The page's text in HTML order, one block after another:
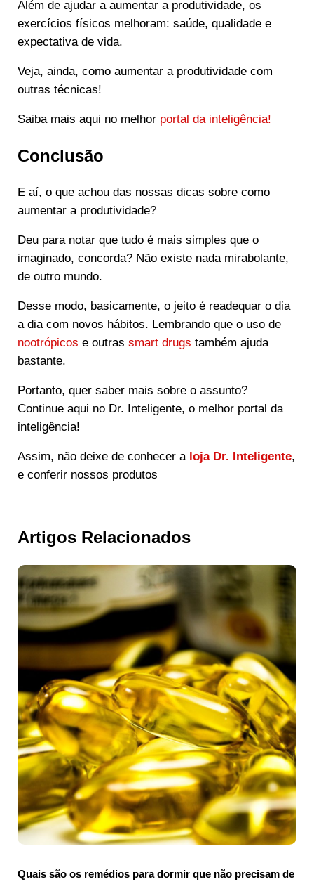
Além de ajudar a aumentar a produtividade, os
exercícios físicos melhoram: saúde, qualidade e
expectativa de vida.
Veja, ainda, como aumentar a produtividade com
outras técnicas!
Saiba mais aqui no melhorportal da inteligência!
Conclusão
E aí, o que achou das nossas dicas sobre como
aumentar a produtividade?
Deu para notar que tudo é mais simples que o
imaginado, concorda? Não existe nada mirabolante,
de outro mundo.
Desse modo, basicamente, o jeito é readequar o dia
a dia com novos hábitos. Lembrando que o uso de
nootrópicos e outras smart drugs também ajuda
bastante.
Portanto, quer saber mais sobre o assunto?
Continue aqui no Dr. Inteligente, o melhor portal da
inteligência!
Assim, não deixe de conhecer a loja Dr. Inteligente,
e conferir nossos produtos
Artigos Relacionados
Quais são os remédios para dormir que não precisam de